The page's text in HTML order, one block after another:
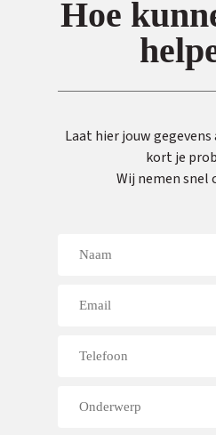
Hoe
Laat hier jouw
kort je
Wij nemen snel